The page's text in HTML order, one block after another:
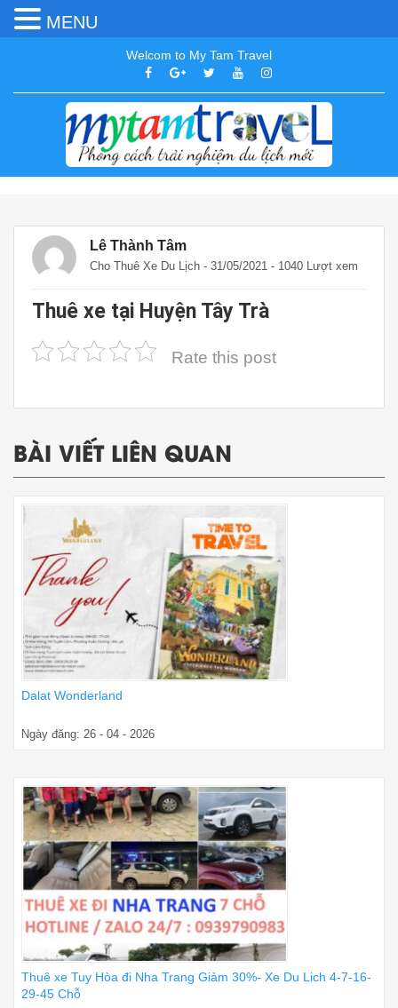
Welcom to My Tam Travel
Lê Thành Tâm
Cho Thuê Xe Du Lịch - 31/05/2021 - 1040 Lượt xem
Thuê xe tại Huyện Tây Trà
Rate this post
BÀI VIẾT LIÊN QUAN
Dalat Wonderland
Ngày đăng: 26 - 04 - 2026
Thuê xe Tuy Hòa đi Nha Trang Giảm 30%- Xe Du Lich 4-7-16-
29-45 Chỗ
MENU